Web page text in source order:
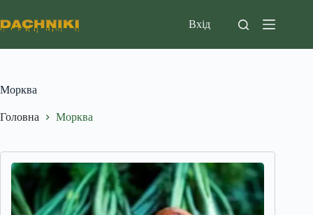
до
вмісту
Вхід
Морква
Головна Морква